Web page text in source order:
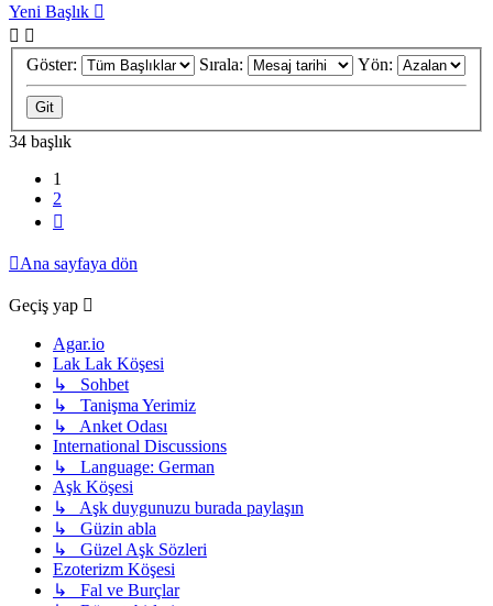
Yeni Başlık
Göster: Sırala: Yön:
34 başlık
1
2
Ana sayfaya dön
Geçiş yap
Agar.io
Lak Lak Köşesi
↳ Sohbet
↳ Tanişma Yerimiz
↳ Anket Odası
International Discussions
↳ Language: German
Aşk Köşesi
↳ Aşk duygunuzu burada paylaşın
↳ Güzin abla
↳ Güzel Aşk Sözleri
Ezoterizm Köşesi
↳ Fal ve Burçlar